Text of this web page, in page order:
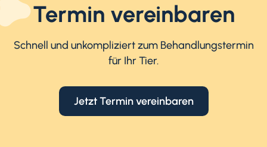
Termin vereinbaren
Schnell und unkompliziert zum Behandlungstermin
für Ihr Tier.
Jetzt Termin vereinbaren